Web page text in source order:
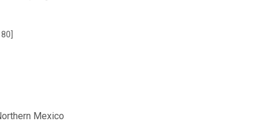
Mexico